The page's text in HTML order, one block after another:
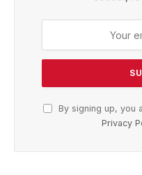
By signing up, you
Privacy